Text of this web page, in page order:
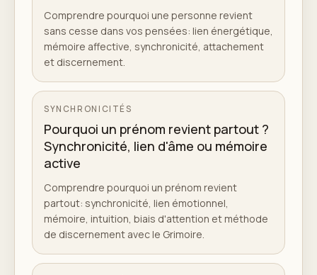
Comprendre pourquoi une personne revient
sans cesse dans vos pensées: lien énergétique,
mémoire affective, synchronicité, attachement
et discernement.
SYNCHRONICITÉS
Pourquoi un prénom revient partout ?
Synchronicité, lien d'âme ou mémoire
active
Comprendre pourquoi un prénom revient
partout: synchronicité, lien émotionnel,
mémoire, intuition, biais d'attention et méthode
de discernement avec le Grimoire.